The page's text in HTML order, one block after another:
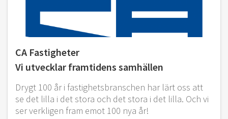
CA Fastigheter
Vi utvecklar framtidens samhällen
Drygt 100 år i fastighetsbranschen har lärt oss att
se det lilla i det stora och det stora i det lilla. Och vi
ser verkligen fram emot 100 nya år!